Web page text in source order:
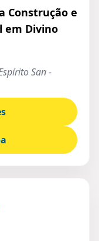
Construção e
em Divino
San -